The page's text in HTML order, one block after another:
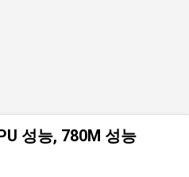
성능, 780M 성능